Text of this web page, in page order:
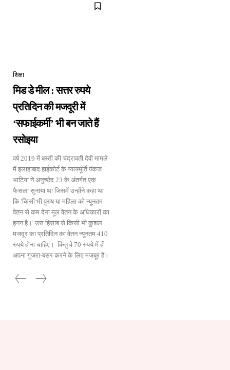
शिक्षा
मिड डे मील : सत्तर रुपये
प्रतिदिन की मजदूरी में
‘सफाईकर्मी’ भी बन जाते हैं
रसोइया
वर्ष 2019 में बस्ती की चंद्रावती देवी मामले
में इलाहाबाद हाईकोर्ट के न्यायमूर्ति पंकज
भाटिया ने अनुच्छेद 23 के अंतर्गत एक
फैसला सुनाया था जिसमें उन्होंने कहा था
कि 'किसी भी पुरुष या महिला को न्यूनतम
वेतन से कम देना मूल वेतन के अधिकारों का
हनन है।' उस हिसाब से किसी भी कुशल
मजदूर का प्रतिदिन का वेतन न्यूनतम 410
रुपये होना चाहिए। किंतु वे 70 रुपये में ही
अपना गुजरा-बसर करने के लिए मजबूर हैं।